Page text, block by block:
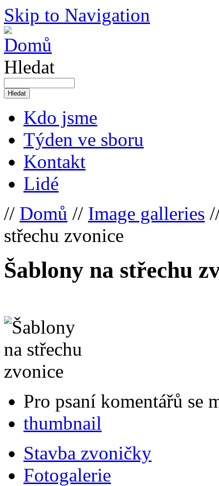
Skip to Navigation
Hledat
Kdo jsme
Týden ve sboru
Kontakt
Lidé
// Domů // Image galleries
střechu zvonice
Šablony na střechu
Pro psaní komentářů se
thumbnail
Stavba zvoničky
Fotogalerie